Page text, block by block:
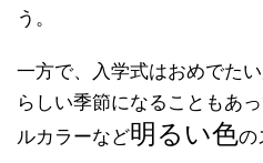
う。
一方で、入学式はおめでた
らしい季節になることもあ
ルカラーなど明るい色の